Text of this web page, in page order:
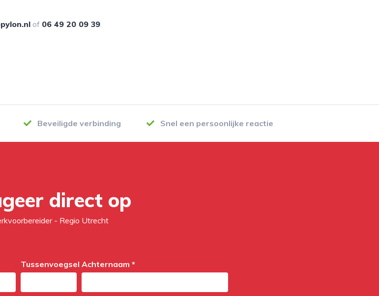
of 06 49 20 09 39.
Beveiligde verbinding Snel een persoonlijke reactie
direct op
- Regio Utrecht
Tussenvoegsel Achternaam *